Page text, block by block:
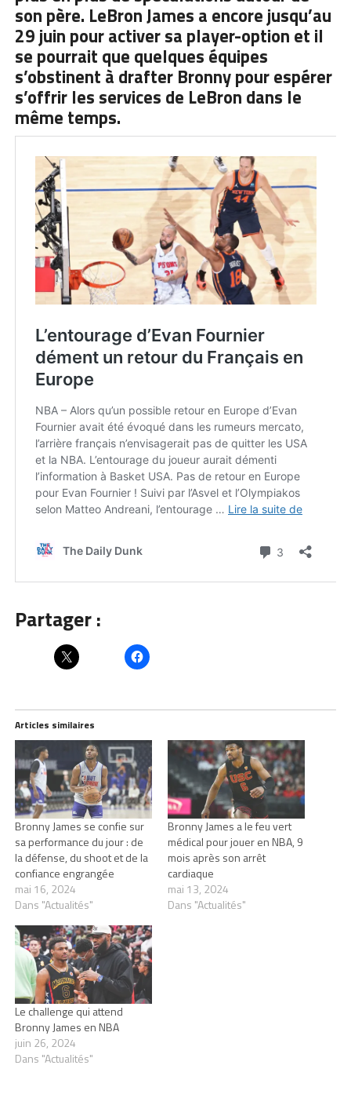
son père. LeBron James a encore jusqu’au
29 juin pour activer sa player-option et il
se pourrait que quelques équipes
s’obstinent à drafter Bronny pour espérer
s’offrir les services de LeBron dans le
même temps.
Partager :
Articles similaires
Bronny James se confie sur
sa performance du jour : de
la défense, du shoot et de la
confiance engrangée
mai 16, 2024
Dans "Actualités"
Bronny James a le feu vert
médical pour jouer en NBA, 9
mois après son arrêt
cardiaque
mai 13, 2024
Dans "Actualités"
Le challenge qui attend
Bronny James en NBA
juin 26, 2024
Dans "Actualités"